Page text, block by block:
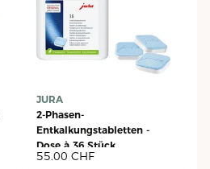
JURA
2-Phasen-
Entkalkungstabletten -
Dose à 36 Stück
55.00 CHF